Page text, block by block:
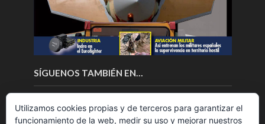
SÍGUENOS TAMBIÉN EN…
Utilizamos cookies propias y de terceros para garantizar el
funcionamiento de la web, medir su uso y mejorar nuestros